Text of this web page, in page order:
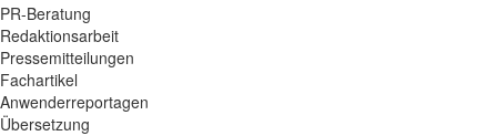
PR-Beratung
Redaktionsarbeit
Pressemitteilungen
Fachartikel
Anwenderreportagen
Übersetzung